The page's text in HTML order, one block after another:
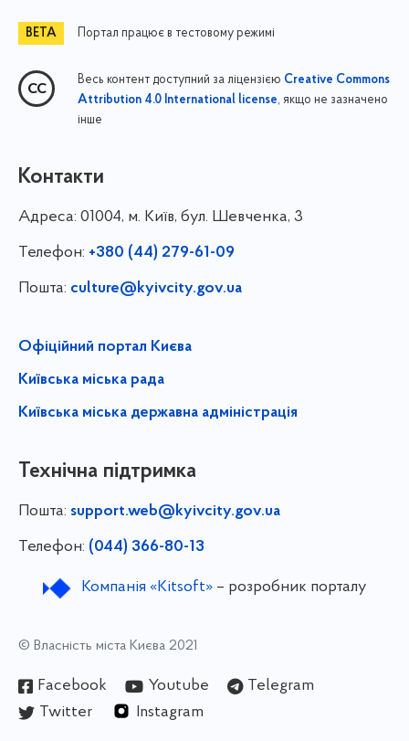
Портал працює в тестовому режимі
Весь контент доступний за ліцензією Creative Commons
Attribution 4.0 International license, якщо не зазначено
інше
Контакти
Адреса: 01004, м. Київ, бул. Шевченка, 3
Телефон: +380 (44) 279-61-09
Пошта: culture@kyivcity.gov.ua
Офіційний портал Києва
Київська міська рада
Київська міська державна адміністрація
Технічна підтримка
Пошта: support.web@kyivcity.gov.ua
Телефон: (044) 366-80-13
Компанія «Kitsoft»– розробник порталу
© Власність міста Києва 2021
Facebook Youtube
Telegram
Twitter
Instagram